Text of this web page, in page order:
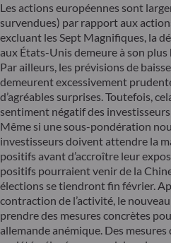
Les actions européennes sont
survendues) par rapport aux
excluant les Sept Magnifiques, la
aux États-Unis demeure à son
Par ailleurs, les prévisions de
demeurent excessivement
d’agréables surprises. Toutefois,
sentiment négatif des
Même si une sous-pondération
investisseurs doivent attendre la
positifs avant d’accroître leur
positifs pourraient venir de la
élections se tiendront fin février.
contraction de l’activité, le
prendre des mesures concrètes
allemande anémique. Des